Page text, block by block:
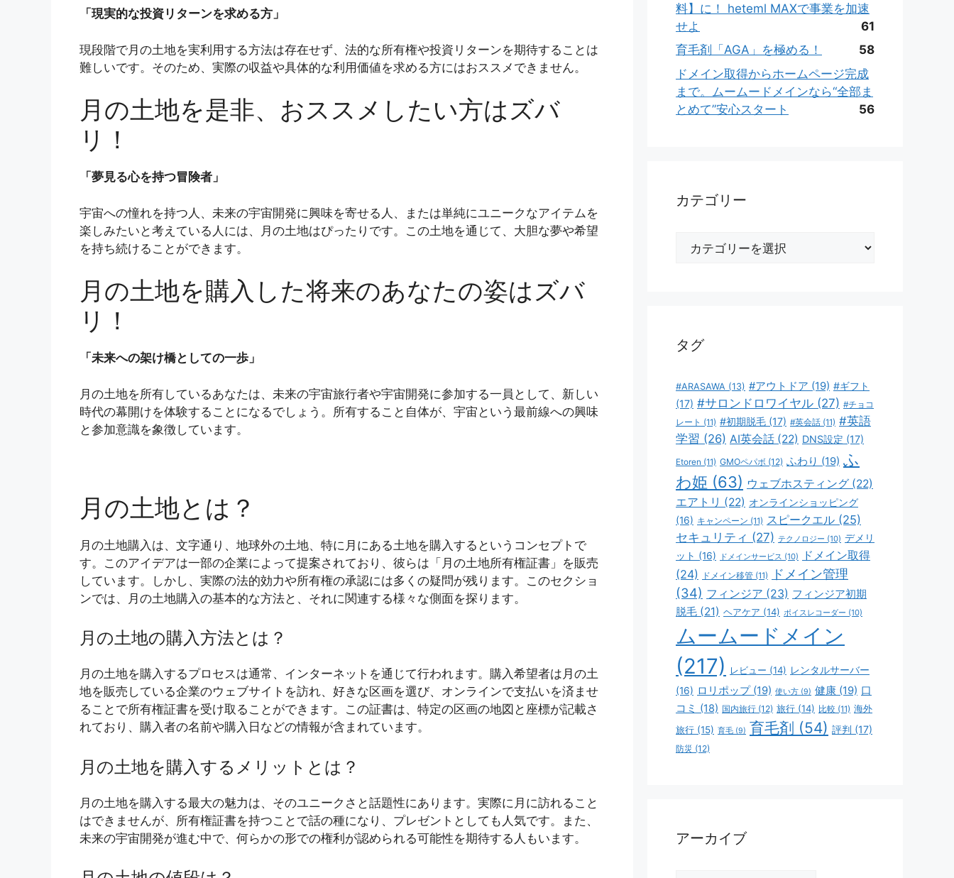
「現実的な投資リターンを求める方」
現段階で月の土地を実利用する方法は存在せず、法的な所有権や投資リターンを期待することは
難しいです。そのため、実際の収益や具体的な利用価値を求める方にはおススメできません。
月の土地を是非、おススメしたい方はズバ
リ！
「夢見る心を持つ冒険者」
宇宙への憧れを持つ人、未来の宇宙開発に興味を寄せる人、または単純にユニークなアイテムを
楽しみたいと考えている人には、月の土地はぴったりです。この土地を通じて、大胆な夢や希望
を持ち続けることができます。
月の土地を購入した将来のあなたの姿はズバ
リ！
「未来への架け橋としての一歩」
月の土地を所有しているあなたは、未来の宇宙旅行者や宇宙開発に参加する一員として、新しい
時代の幕開けを体験することになるでしょう。所有すること自体が、宇宙という最前線への興味
と参加意識を象徴しています。
月の土地とは？
月の土地購入は、文字通り、地球外の土地、特に月にある土地を購入するというコンセプトで
す。このアイデアは一部の企業によって提案されており、彼らは「月の土地所有権証書」を販売
しています。しかし、実際の法的効力や所有権の承認には多くの疑問が残ります。このセクショ
ンでは、月の土地購入の基本的な方法と、それに関連する様々な側面を探ります。
月の土地の購入方法とは？
月の土地を購入するプロセスは通常、インターネットを通じて行われます。購入希望者は月の土
地を販売している企業のウェブサイトを訪れ、好きな区画を選び、オンラインで支払いを済ませ
ることで所有権証書を受け取ることができます。この証書は、特定の区画の地図と座標が記載さ
れており、購入者の名前や購入日などの情報が含まれています。
月の土地を購入するメリットとは？
月の土地を購入する最大の魅力は、そのユニークさと話題性にあります。実際に月に訪れること
はできませんが、所有権証書を持つことで話の種になり、プレゼントとしても人気です。また、
未来の宇宙開発が進む中で、何らかの形での権利が認められる可能性を期待する人もいます。
料】に！ heteml MAXで事業を加速
せよ
61
育毛剤「AGA」を極める！
58
ドメイン取得からホームページ完成
まで。ムームードメインなら“全部ま
とめて”安心スタート
56
カテゴリー
タグ
#ARASAWA (13) #アウトドア (19) #ギフト
(17) #サロンドロワイヤル (27) #チョコ
レート (11) #初期脱毛 (17) #英会話 (11) #英語
学習 (26) AI英会話 (22) DNS設定 (17)
Etoren (11) GMOペパボ (12) ふわり (19) ふ
わ姫 (63) ウェブホスティング (22)
エアトリ (22) オンラインショッピング
(16) キャンペーン (11) スピークエル (25)
セキュリティ (27) テクノロジー (10) デメリ
ット (16) ドメインサービス (10)
ドメイン取得
(24)
ドメイン移管 (11)
ドメイン管理
(34) フィンジア (23) フィンジア初期
脱毛 (21) ヘアケア (14) ボイスレコーダー (10)
ムームードメイン
(217)
レビュー (14) レンタルサーバー
(16) ロリポップ(19) 使い方 (9) 健康 (19) 口
コミ (18) 国内旅行 (12) 旅行 (14) 比較 (11) 海外
旅行 (15) 育毛 (9) 育毛剤 (54) 評判 (17)
防災 (12)
アーカイブ